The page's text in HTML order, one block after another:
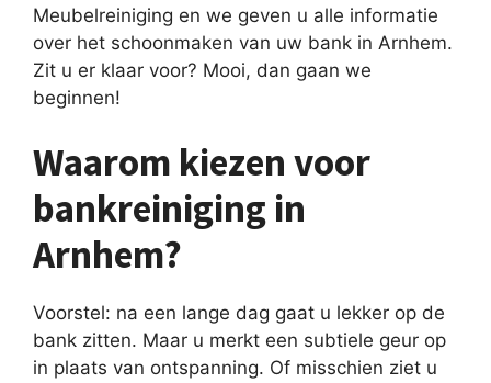
Meubelreiniging en we geven u alle informatie
over het schoonmaken van uw bank in Arnhem.
Zit u er klaar voor? Mooi, dan gaan we
beginnen!
Waarom kiezen voor
bankreiniging in
Arnhem?
Voorstel: na een lange dag gaat u lekker op de
bank zitten. Maar u merkt een subtiele geur op
in plaats van ontspanning. Of misschien ziet u